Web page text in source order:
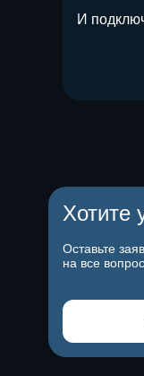
И
Хотите
Оставьте
на все